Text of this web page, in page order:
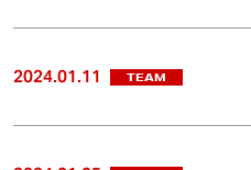
2024.01.11 TEAM